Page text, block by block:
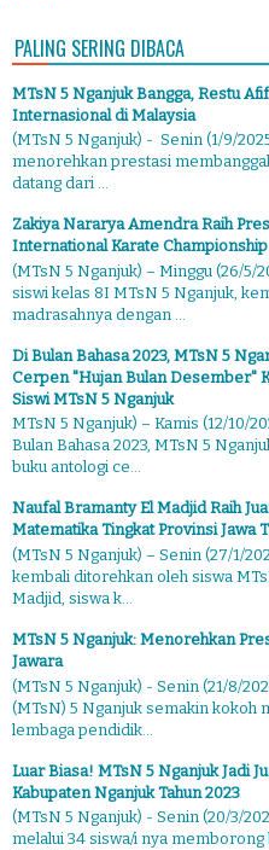
PALING SERING DIBACA
MTsN 5 Nganjuk Bangga, Restu
Internasional di Malaysia
(MTsN 5 Nganjuk) - Senin (1/9/
menorehkan prestasi
datang dari ...
Zakiya Nararya Amendra Raih
International Karate
(MTsN 5 Nganjuk) – Minggu (26/5/
siswi kelas 8I MTsN 5 Nganjuk,
madrasahnya dengan ...
Di Bulan Bahasa 2023, MTsN 5
Cerpen "Hujan Bulan Desember"
Siswi MTsN 5 Nganjuk
MTsN 5 Nganjuk) – Kamis (12/10/
Bulan Bahasa 2023, MTsN 5
buku antologi ce...
Naufal Bramanty El Madjid Raih
Matematika Tingkat Provinsi Jawa
(MTsN 5 Nganjuk) – Senin (27/1/
kembali ditorehkan oleh siswa
Madjid, siswa k...
MTsN 5 Nganjuk: Menorehkan
Jawara
(MTsN 5 Nganjuk) - Senin (21/8/
(MTsN) 5 Nganjuk semakin kokoh
lembaga pendidik...
Luar Biasa! MTsN 5 Nganjuk Jadi
Kabupaten Nganjuk Tahun 2023
(MTsN 5 Nganjuk) - Senin (20/3/
melalui 34 siswa/i nya memborong